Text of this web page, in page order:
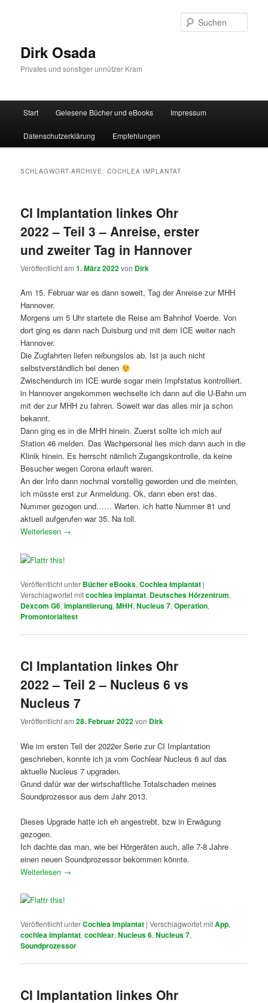
Dirk Osada
Privates und sonstiger unnützer Kram
Start Gelesene Bücher und eBooks Impressum
Datenschutzerklärung Empfehlungen
SCHLAGWORT-ARCHIVE:COCHLEA IMPLANTAT
CI Implantation linkes Ohr
2022 – Teil 3 – Anreise, erster
und zweiter Tag in Hannover
Veröffentlicht am1. März 2022von Dirk
Am 15. Februar war es dann soweit, Tag der Anreise zur MHH
Hannover.
Morgens um 5 Uhr startete die Reise am Bahnhof Voerde. Von
dort ging es dann nach Duisburg und mit dem ICE weiter nach
Hannover.
Die Zugfahrten liefen reibungslos ab. Ist ja auch nicht
selbstverständlich bei denen
Zwischendurch im ICE wurde sogar mein Impfstatus kontrolliert.
in Hannover angekommen wechselte ich dann auf die U-Bahn um
mit der zur MHH zu fahren. Soweit war das alles mir ja schon
bekannt.
Dann ging es in die MHH hinein. Zuerst sollte ich mich auf
Station 46 melden. Das Wachpersonal lies mich dann auch in die
Klinik hinein. Es herrscht nämlich Zugangskontrolle, da keine
Besucher wegen Corona erlauft waren.
An der Info dann nochmal vorstellig geworden und die meinten,
ich müsste erst zur Anmeldung. Ok, dann eben erst das.
Nummer gezogen und…… Warten. ich hatte Nummer 81 und
aktuell aufgerufen war 35. Na toll.
Weiterlesen →
Veröffentlicht unter Bücher eBooks,Cochlea Implantat |
Verschlagwortet mitcochlea implantat, Deutsches Hörzentrum,
Dexcom G6,implantiierung,MHH,Nucleus 7,Operation,
Promontorialtest
CI Implantation linkes Ohr
2022 – Teil 2 – Nucleus 6 vs
Nucleus 7
Veröffentlicht am28. Februar 2022von Dirk
Wie im ersten Teil der 2022er Serie zur CI Implantation
geschrieben, konnte ich ja vom Cochlear Nucleus 6 auf das
aktuelle Nucleus 7 upgraden.
Grund dafür war der wirtschaftliche Totalschaden meines
Soundprozessor aus dem Jahr 2013.
Dieses Upgrade hatte ich eh angestrebt, bzw in Erwägung
gezogen.
Ich dachte das man, wie bei Hörgeräten auch, alle 7-8 Jahre
einen neuen Soundprozessor bekommen könnte.
Weiterlesen →
Veröffentlicht unterCochlea Implantat |Verschlagwortet mitApp,
cochlea implantat,cochlear,Nucleus 6,Nucleus 7,
Soundprozessor
CI Implantation linkes Ohr